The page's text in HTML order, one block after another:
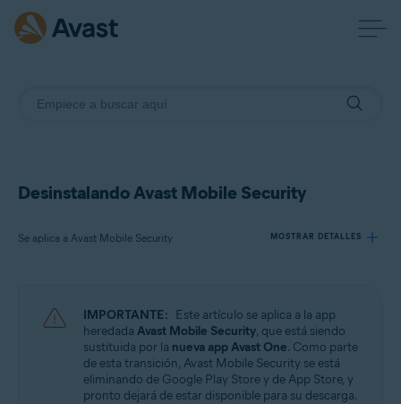
Desinstalando Avast Mobile Security
Se aplica a Avast Mobile Security MOSTRAR DETALLES
Avast Mobile Security
Sistemas operativos:
Android y iOS
IMPORTANTE: Este artículo se aplica a la app
heredada Avast Mobile Security, que está siendo
sustituida por la nueva app Avast One. Como parte
de esta transición, Avast Mobile Security se está
eliminando de Google Play Store y de App Store, y
pronto dejará de estar disponible para su descarga.